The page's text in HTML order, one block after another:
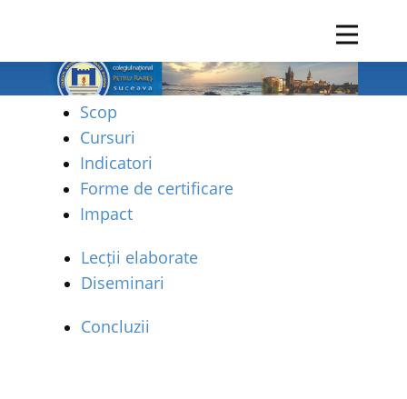
Scop
Cursuri
Indicatori
Forme de certificare
Impact
Lecții elaborate
Diseminari
Concluzii